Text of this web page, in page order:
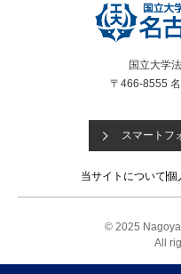
国立大学
〒466-8555
スマートフ
当サイトについて個
© 2025
All